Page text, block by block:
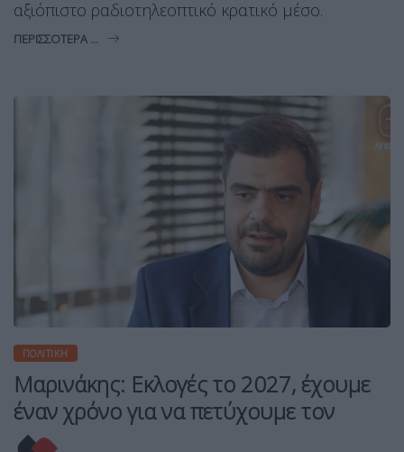
αξιόπιστο ραδιοτηλεοπτικό κρατικό μέσο.
ΠΕΡΙΣΣΌΤΕΡΑ ...
ΠΟΛΙΤΙΚΉ
Μαρινάκης: Εκλογές το 2027, έχουμε
έναν χρόνο για να πετύχουμε τον